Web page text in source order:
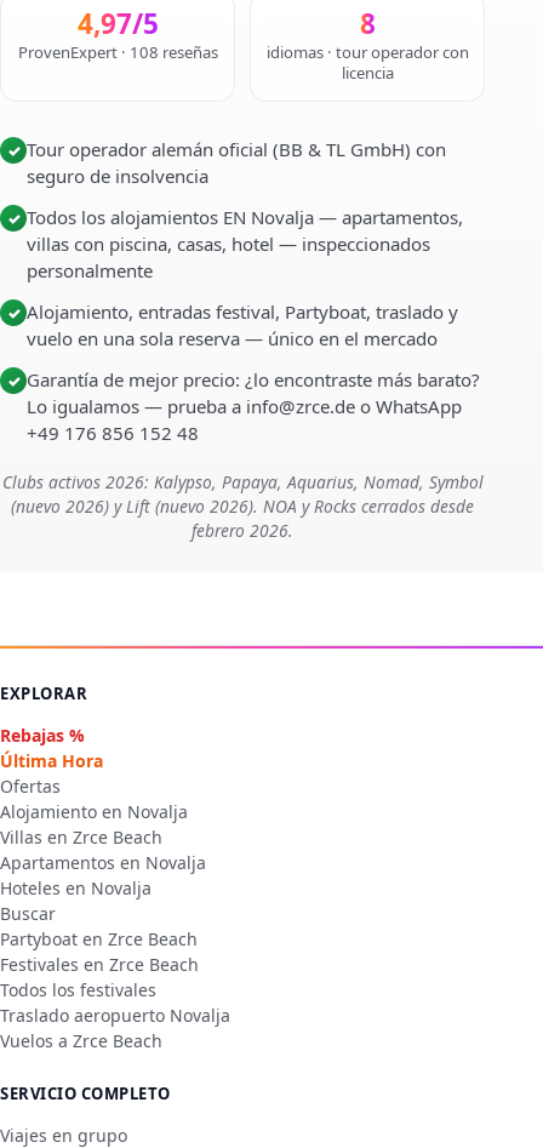
4,97/5
ProvenExpert · 108 reseñas
8
idiomas · tour operador con
licencia
✓ Tour operador alemán oficial (BB & TL GmbH) con
seguro de insolvencia
✓ Todos los alojamientos EN Novalja — apartamentos,
villas con piscina, casas, hotel — inspeccionados
personalmente
✓ Alojamiento, entradas festival, Partyboat, traslado y
vuelo en una sola reserva — único en el mercado
✓ Garantía de mejor precio: ¿lo encontraste más barato?
Lo igualamos — prueba a info@zrce.de o WhatsApp
+49 176 856 152 48
Clubs activos 2026: Kalypso, Papaya, Aquarius, Nomad, Symbol
(nuevo 2026) y Lift (nuevo 2026). NOA y Rocks cerrados desde
febrero 2026.
EXPLORAR
Rebajas %
Última Hora
Ofertas
Alojamiento en Novalja
Villas en Zrce Beach
Apartamentos en Novalja
Hoteles en Novalja
Buscar
Partyboat en Zrce Beach
Festivales en Zrce Beach
Todos los festivales
Traslado aeropuerto Novalja
Vuelos a Zrce Beach
SERVICIO COMPLETO
Viajes en grupo